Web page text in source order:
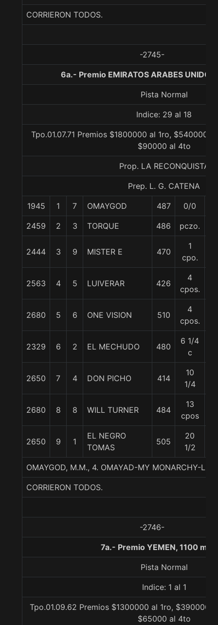
CORRIERON TODOS.
-2745-
6a.- Premio EMIRATOS ARABES
Pista Normal
Indice: 29 al 18
Tpo.01.07.71 Premios $1800000 al 1ro, $540000
$90000 al 4to
Prop. LA RECONQUISTA
Prep. L. G. CATENA
1945 1 7 OMAYGOD 487 0/0
2459 2 3 TORQUE 486 pczo.
2444 3 9 MISTER E 470
1
cpo.
2563 4 5 LUIVERAR 426
4
cpos.
2680 5 6 ONE VISION 510
4
cpos.
2329 6 2 EL MECHUDO 480
6 1/4
c
2650 7 4 DON PICHO 414
10
1/4
2680 8 8 WILL TURNER 484
13
cpos
2650 9 1
EL NEGRO
TOMAS
505
20
1/2
OMAYGOD, M.M., 4. OMAYAD-MY MONARCHY-
CORRIERON TODOS.
-2746-
7a.- Premio YEMEN, 1100
Pista Normal
Indice: 1 al 1
Tpo.01.09.62 Premios $1300000 al 1ro, $390000
$65000 al 4to